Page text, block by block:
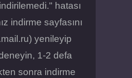
hatası
indirme sayfasını
yenileyip
1-2 defa
sonra indirme